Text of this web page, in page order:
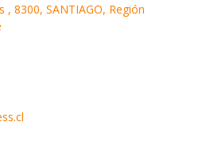
, 8300, SANTIAGO, Región